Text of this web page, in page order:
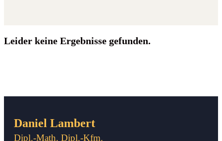
Leider keine Ergebnisse gefunden.
Daniel Lambert
Dipl.-Math. Dipl.-Kfm.